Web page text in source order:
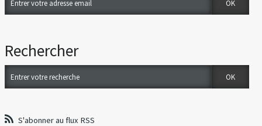
Rechercher
S'abonner au flux RSS